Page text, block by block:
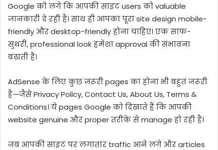
Google को लगे कि आपकी साइट users को valuable
जानकारी दे रही है। साथ ही आपका पूरा site design mobile-
friendly और desktop-friendly होना चाहिए। एक साफ-
सुथरी, professional look हमेशा approval की संभावना
बढ़ाती है।
AdSense के लिए कुछ ज़रूरी pages का होना भी बहुत जरूरी
है—जैसे Privacy Policy, Contact Us, About Us, Terms &
Conditions। ये pages Google को दिखाते हैं कि आपकी
website genuine और proper तरीके से manage हो रही है।
जब आपकी साइट पर लगातार traffic आने लगे और articles